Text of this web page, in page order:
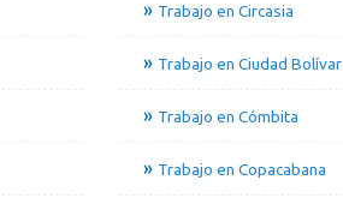
Trabajo en Circasia
Trabajo en Ciudad Bolívar
Trabajo en Cómbita
Trabajo en Copacabana